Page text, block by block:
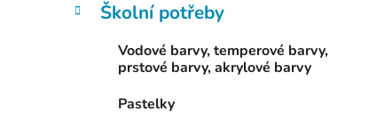
Školní potřeby
Vodové barvy, temperové barvy,
prstové barvy, akrylové barvy
Pastelky